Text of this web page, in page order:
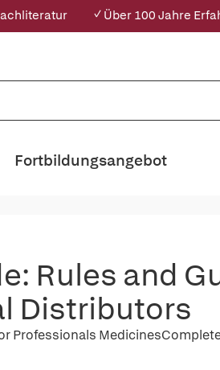
✓ Über 100 Jahre
Fortbildungsangebot
Rules and
Distributors
Professionals